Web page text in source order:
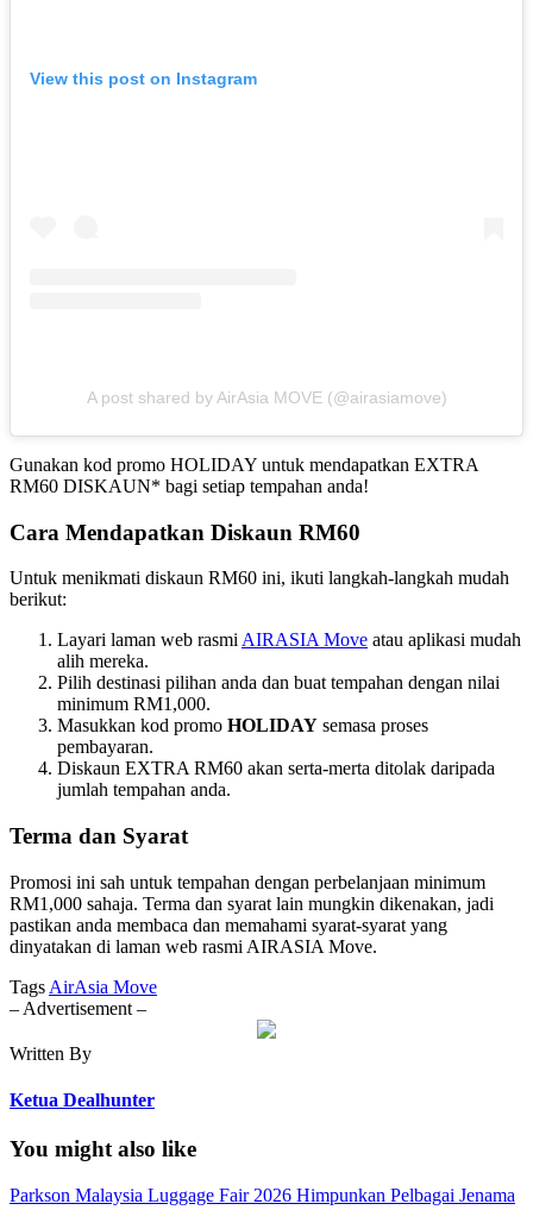
View this post on Instagram
A post shared by AirAsia MOVE (@airasiamove)
Gunakan kod promo HOLIDAY untuk mendapatkan EXTRA
RM60 DISKAUN* bagi setiap tempahan anda!
Cara Mendapatkan Diskaun RM60
Untuk menikmati diskaun RM60 ini, ikuti langkah-langkah mudah
berikut:
Layari laman web rasmiAIRASIA Move atau aplikasi mudah
alih mereka.
Pilih destinasi pilihan anda dan buat tempahan dengan nilai
minimum RM1,000.
Masukkan kod promo HOLIDAY semasa proses
pembayaran.
Diskaun EXTRA RM60 akan serta-merta ditolak daripada
jumlah tempahan anda.
Terma dan Syarat
Promosi ini sah untuk tempahan dengan perbelanjaan minimum
RM1,000 sahaja. Terma dan syarat lain mungkin dikenakan, jadi
pastikan anda membaca dan memahami syarat-syarat yang
dinyatakan di laman web rasmi AIRASIA Move.
Tags AirAsia Move
– Advertisement –
Written By
Ketua Dealhunter
You might also like
Parkson Malaysia Luggage Fair 2026 Himpunkan Pelbagai Jenama